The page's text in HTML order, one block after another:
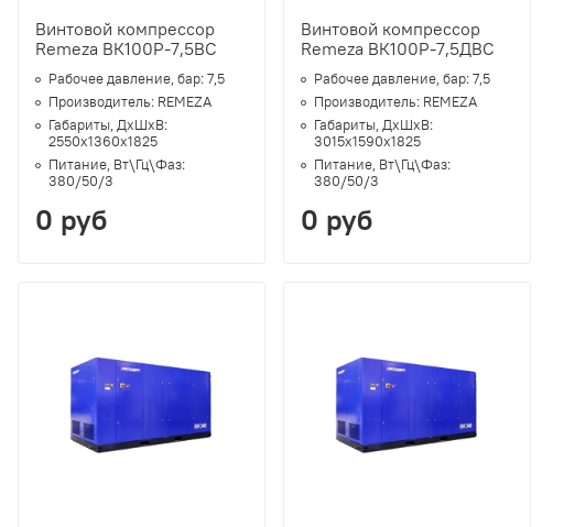
Винтовой компрессор
Remeza ВК100Р-7,5ВС
Рабочее давление, бар:7,5
Производитель: REMEZA
Габариты, ДхШхВ:
2550х1360х1825
Питание, Вт\Гц\Фаз:
380/50/3
0 руб
Винтовой компрессор
Remeza ВК100Р-7,5ДВС
Рабочее давление, бар:7,5
Производитель: REMEZA
Габариты, ДхШхВ:
3015х1590х1825
Питание, Вт\Гц\Фаз:
380/50/3
0 руб